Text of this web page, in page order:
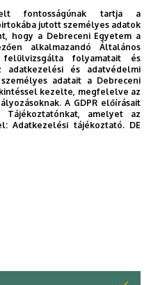
is
felsőoktatási
az
fontosságúnak tartja a
jutott személyes adatok
hogy a Debreceni Egyetem a
alkalmazandó Általános
folyamatait és
adatkezelési és adatvédelmi
adatait a Debreceni
kezelte, megfelelve az
A GDPR előírásait
Tájékoztatónkat, amelyet az
Adatkezelési tájékoztató. DE